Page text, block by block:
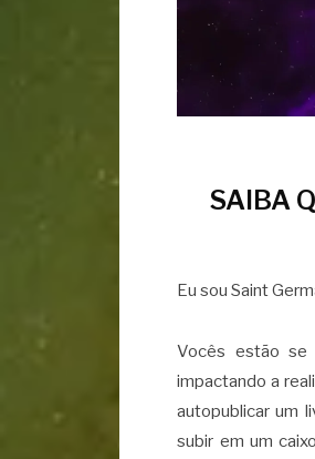
SAIBA
Eu sou Saint
Vocês estão se
impactando a
autopublicar um
subir em um